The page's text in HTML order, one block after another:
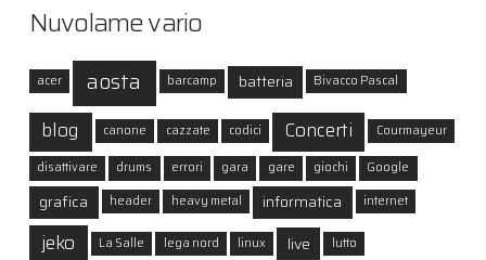
Nuvolame vario
acer aosta barcamp batteria Bivacco Pascal
blog canone cazzate codici Concerti Courmayeur
disattivare drums errori gara gare giochi Google
grafica header heavy metal informatica internet
jeko La Salle lega nord linux live lutto